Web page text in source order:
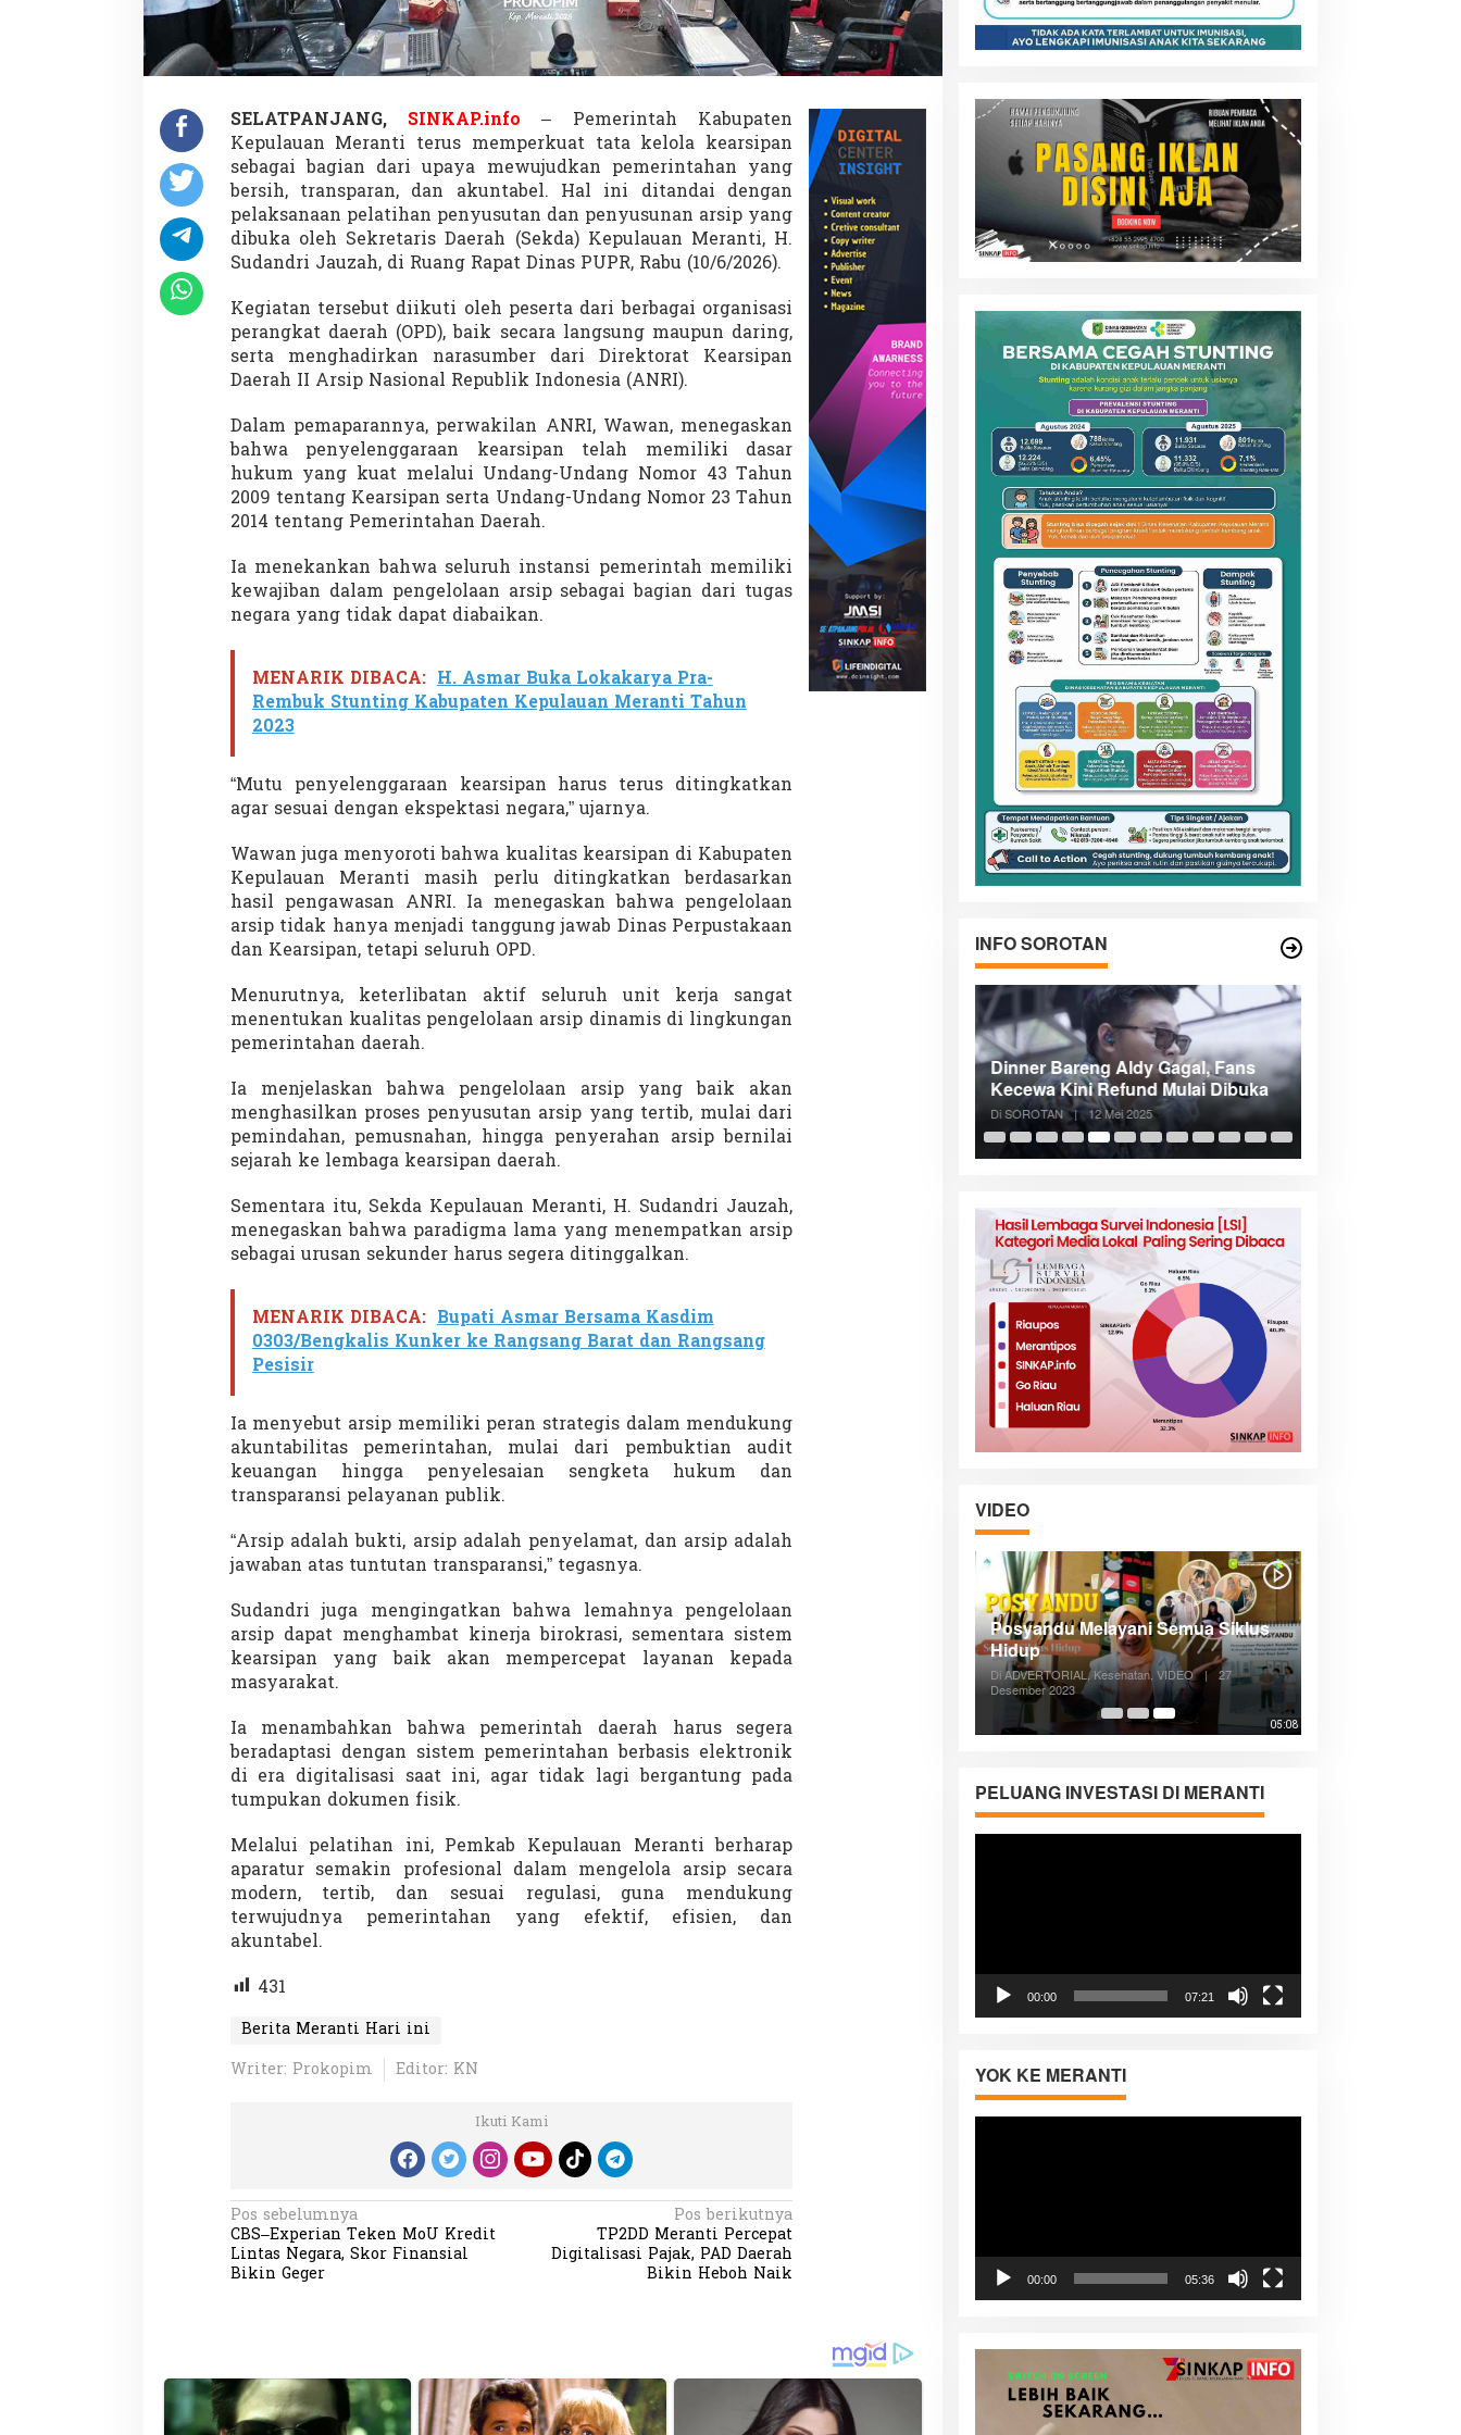
a
n
e
d
e
r
,
B
i
r
k
r
a
s
a
j
i
b
M
o
d
r
n
SELATPANJANG, SINKAP.info – Pemerintah Kabupaten
Kepulauan Meranti terus memperkuat tata kelola kearsipan
sebagai bagian dari upaya mewujudkan pemerintahan yang
bersih, transparan, dan akuntabel. Hal ini ditandai dengan
pelaksanaan pelatihan penyusutan dan penyusunan arsip yang
dibuka oleh Sekretaris Daerah (Sekda) Kepulauan Meranti, H.
Sudandri Jauzah, di Ruang Rapat Dinas PUPR, Rabu (10/6/2026).
Kegiatan tersebut diikuti oleh peserta dari berbagai organisasi
perangkat daerah (OPD), baik secara langsung maupun daring,
serta menghadirkan narasumber dari Direktorat Kearsipan
Daerah II Arsip Nasional Republik Indonesia (ANRI).
Dalam pemaparannya, perwakilan ANRI, Wawan, menegaskan
bahwa penyelenggaraan kearsipan telah memiliki dasar
hukum yang kuat melalui Undang-Undang Nomor 43 Tahun
2009 tentang Kearsipan serta Undang-Undang Nomor 23 Tahun
2014 tentang Pemerintahan Daerah.
Ia menekankan bahwa seluruh instansi pemerintah memiliki
kewajiban dalam pengelolaan arsip sebagai bagian dari tugas
negara yang tidak dapat diabaikan.
MENARIK DIBACA: H. Asmar Buka Lokakarya Pra-
Rembuk Stunting Kabupaten Kepulauan Meranti Tahun
2023
“Mutu penyelenggaraan kearsipan harus terus ditingkatkan
agar sesuai dengan ekspektasi negara,” ujarnya.
Wawan juga menyoroti bahwa kualitas kearsipan di Kabupaten
Kepulauan Meranti masih perlu ditingkatkan berdasarkan
hasil pengawasan ANRI. Ia menegaskan bahwa pengelolaan
arsip tidak hanya menjadi tanggung jawab Dinas Perpustakaan
dan Kearsipan, tetapi seluruh OPD.
Menurutnya, keterlibatan aktif seluruh unit kerja sangat
menentukan kualitas pengelolaan arsip dinamis di lingkungan
pemerintahan daerah.
Ia menjelaskan bahwa pengelolaan arsip yang baik akan
menghasilkan proses penyusutan arsip yang tertib, mulai dari
pemindahan, pemusnahan, hingga penyerahan arsip bernilai
sejarah ke lembaga kearsipan daerah.
Sementara itu, Sekda Kepulauan Meranti, H. Sudandri Jauzah,
menegaskan bahwa paradigma lama yang menempatkan arsip
sebagai urusan sekunder harus segera ditinggalkan.
MENARIK DIBACA: Bupati Asmar Bersama Kasdim
0303/Bengkalis Kunker ke Rangsang Barat dan Rangsang
Pesisir
Ia menyebut arsip memiliki peran strategis dalam mendukung
akuntabilitas pemerintahan, mulai dari pembuktian audit
keuangan hingga penyelesaian sengketa hukum dan
transparansi pelayanan publik.
“Arsip adalah bukti, arsip adalah penyelamat, dan arsip adalah
jawaban atas tuntutan transparansi,” tegasnya.
Sudandri juga mengingatkan bahwa lemahnya pengelolaan
arsip dapat menghambat kinerja birokrasi, sementara sistem
kearsipan yang baik akan mempercepat layanan kepada
masyarakat.
Ia menambahkan bahwa pemerintah daerah harus segera
beradaptasi dengan sistem pemerintahan berbasis elektronik
di era digitalisasi saat ini, agar tidak lagi bergantung pada
tumpukan dokumen fisik.
Melalui pelatihan ini, Pemkab Kepulauan Meranti berharap
aparatur semakin profesional dalam mengelola arsip secara
modern, tertib, dan sesuai regulasi, guna mendukung
terwujudnya pemerintahan yang efektif, efisien, dan
akuntabel.
431
Berita Meranti Hari ini
Writer: Prokopim
Editor: KN
Ikuti Kami
N
a
v
a
s
Pos sebelumnya
CBS–Experian Teken MoU Kredit
Lintas Negara, Skor Finansial
Bikin Geger
Pos berikutnya
TP2DD Meranti Percepat
Digitalisasi Pajak, PAD Daerah
Bikin Heboh Naik
INFO SOROTAN
Nepal, PM Mundur Mendadak
Setelah Gedung Parlemen Dibakar
12 September 2025
Cegah Konflik dan Dukung
Penataan Ruang
Di NASIONAL, SOROTAN | 8 Agustus 2025
dan Harapan Daerah Istimewa Riau
Di KOLOM, Opini, SOROTAN
Dinner Bareng Aldy Gagal, Fans
Kecewa Kini Refund Mulai Dibuka
Di SOROTAN | 12 Mei 2025
VIDEO
Partisipasi Pemuda dalam
Pelayanan Sukarela Internasional
Eksplore Meranti – Yok ke Meranti
Di Budaya, NASIONAL, VIDEO, Wisata
05:08
Posyandu Melayani Semua Siklus
Hidup
Di ADVERTORIAL, Kesehatan, VIDEO |
27
Desember 2023
PELUANG INVESTASI DI MERANTI
00:00 07:21
YOK KE MERANTI
00:00 05:36